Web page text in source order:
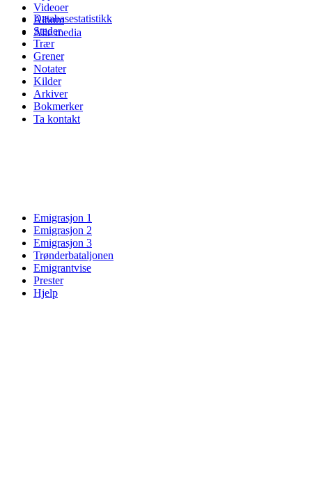
Videoer
Album
Alle media
Databasestatistikk
Steder
Trær
Grener
Notater
Kilder
Arkiver
Bokmerker
Ta kontakt
Emigrasjon 1
Emigrasjon 2
Emigrasjon 3
Trønderbataljonen
Emigrantvise
Prester
Hjelp